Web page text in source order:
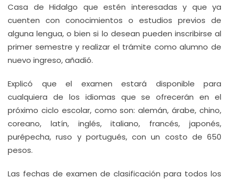
Casa de Hidalgo que estén interesadas y que ya
cuenten con conocimientos o estudios previos de
alguna lengua, o bien si lo desean pueden inscribirse al
primer semestre y realizar el trámite como alumno de
nuevo ingreso, añadió.
Explicó que el examen estará disponible para
cualquiera de los idiomas que se ofrecerán en el
próximo ciclo escolar, como son: alemán, árabe, chino,
coreano, latín, inglés, italiano, francés, japonés,
purépecha, ruso y portugués, con un costo de 650
pesos.
Las fechas de examen de clasificación para todos los